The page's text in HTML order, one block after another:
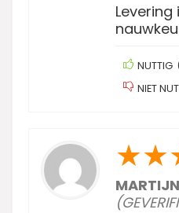
NUTTIG
NIET
★★